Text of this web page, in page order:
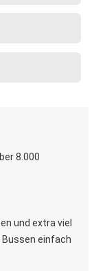
8.000
und extra viel
Bussen einfach